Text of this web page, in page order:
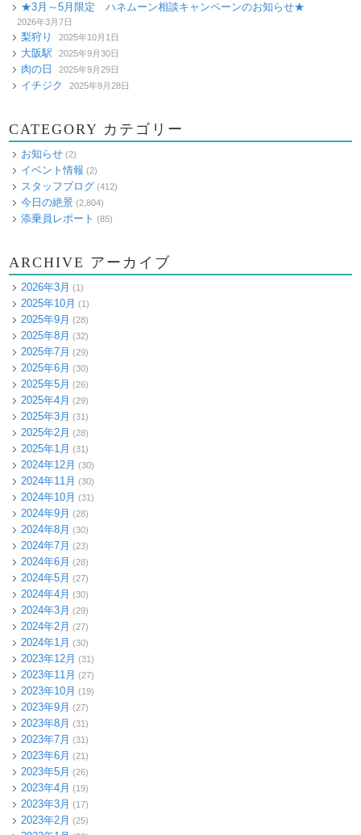
★3月～5月限定 ハネムーン相談キャンペーンのお知らせ★
2026年3月7日
梨狩り 2025年10月1日
大阪駅 2025年9月30日
肉の日 2025年9月29日
イチジク 2025年9月28日
CATEGORY カテゴリー
お知らせ (2)
イベント情報 (2)
スタッフブログ (412)
今日の絶景 (2,804)
添乗員レポート (85)
ARCHIVE アーカイブ
2026年3月 (1)
2025年10月 (1)
2025年9月 (28)
2025年8月 (32)
2025年7月 (29)
2025年6月 (30)
2025年5月 (26)
2025年4月 (29)
2025年3月 (31)
2025年2月 (28)
2025年1月 (31)
2024年12月 (30)
2024年11月 (30)
2024年10月 (31)
2024年9月 (28)
2024年8月 (30)
2024年7月 (23)
2024年6月 (28)
2024年5月 (27)
2024年4月 (30)
2024年3月 (29)
2024年2月 (27)
2024年1月 (30)
2023年12月 (31)
2023年11月 (27)
2023年10月 (19)
2023年9月 (27)
2023年8月 (31)
2023年7月 (31)
2023年6月 (21)
2023年5月 (26)
2023年4月 (19)
2023年3月 (17)
2023年2月 (25)